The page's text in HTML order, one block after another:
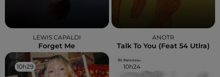
LEWIS CAPALDI
Forget Me
ANOTR
Talk To You (feat 54 Utlra)
10h29
10h29 10h24
10h24